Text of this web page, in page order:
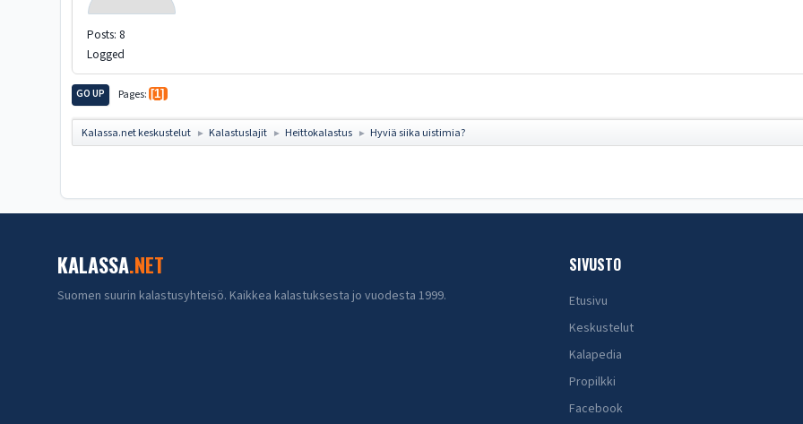
Posts: 8
Logged
GO UP Pages 1
Kalassa.net keskustelut ► Kalastuslajit ► Heittokalastus ► Hyviä siika uistimia?
KALASSA.NET
Suomen suurin kalastusyhteisö. Kaikkea kalastuksesta jo vuodesta 1999.
SIVUSTO
Etusivu
Keskustelut
Kalapedia
Propilkki
Facebook